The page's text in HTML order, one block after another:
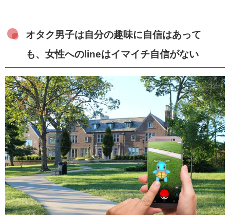
オタク男子は自分の趣味に自信はあって
も、女性へのlineはイマイチ自信がない